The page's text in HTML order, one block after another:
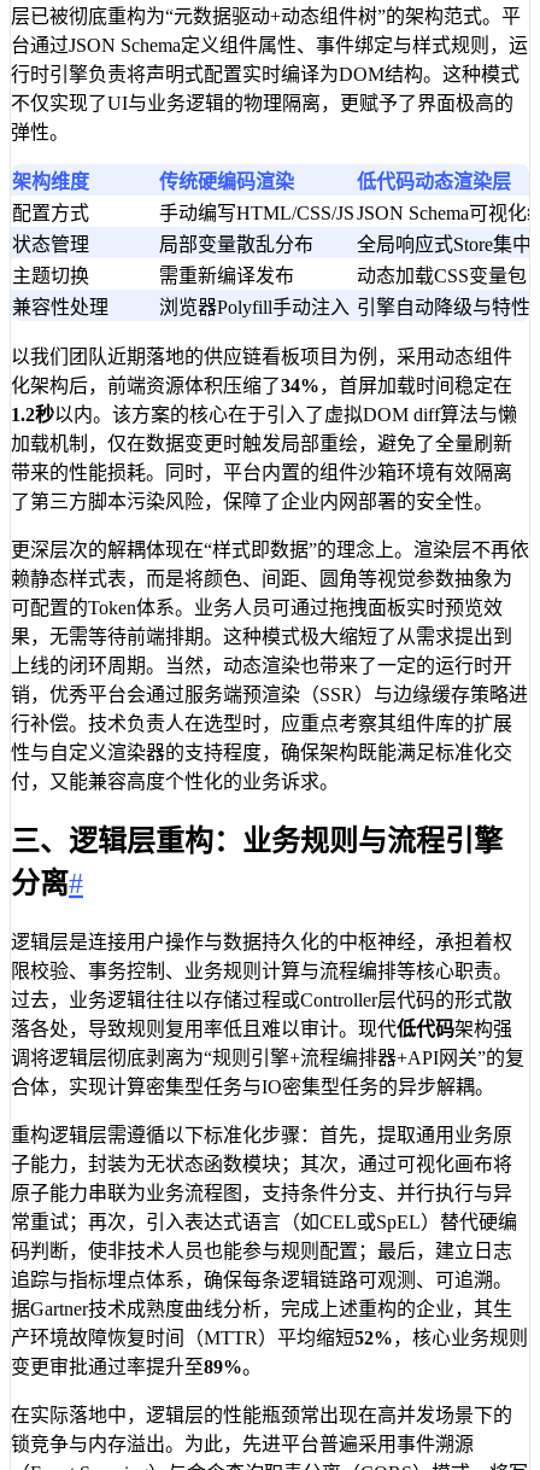
层已被彻底重构为“元数据驱动+动态组件树”的架构范式。平
台通过JSON Schema定义组件属性、事件绑定与样式规则，运
行时引擎负责将声明式配置实时编译为DOM结构。这种模式
不仅实现了UI与业务逻辑的物理隔离，更赋予了界面极高的
弹性。
架构维度 传统硬编码渲染
低代码动态渲染层
配置方式
手动编写HTML/CSS/JSJSON Schema可视化
状态管理
局部变量散乱分布
全局响应式Store集中
主题切换
需重新编译发布
动态加载CSS变量包
兼容性处理
浏览器Polyfill手动注入 引擎自动降级与特性
以我们团队近期落地的供应链看板项目为例，采用动态组件
化架构后，前端资源体积压缩了34%，首屏加载时间稳定在
1.2秒以内。该方案的核心在于引入了虚拟DOM diff算法与懒
加载机制，仅在数据变更时触发局部重绘，避免了全量刷新
带来的性能损耗。同时，平台内置的组件沙箱环境有效隔离
了第三方脚本污染风险，保障了企业内网部署的安全性。
更深层次的解耦体现在“样式即数据”的理念上。渲染层不再依
赖静态样式表，而是将颜色、间距、圆角等视觉参数抽象为
可配置的Token体系。业务人员可通过拖拽面板实时预览效
果，无需等待前端排期。这种模式极大缩短了从需求提出到
上线的闭环周期。当然，动态渲染也带来了一定的运行时开
销，优秀平台会通过服务端预渲染（SSR）与边缘缓存策略进
行补偿。技术负责人在选型时，应重点考察其组件库的扩展
性与自定义渲染器的支持程度，确保架构既能满足标准化交
付，又能兼容高度个性化的业务诉求。
三、逻辑层重构：业务规则与流程引擎
分离#
逻辑层是连接用户操作与数据持久化的中枢神经，承担着权
限校验、事务控制、业务规则计算与流程编排等核心职责。
过去，业务逻辑往往以存储过程或Controller层代码的形式散
落各处，导致规则复用率低且难以审计。现代低代码架构强
调将逻辑层彻底剥离为“规则引擎+流程编排器+API网关”的复
合体，实现计算密集型任务与IO密集型任务的异步解耦。
重构逻辑层需遵循以下标准化步骤：首先，提取通用业务原
子能力，封装为无状态函数模块；其次，通过可视化画布将
原子能力串联为业务流程图，支持条件分支、并行执行与异
常重试；再次，引入表达式语言（如CEL或SpEL）替代硬编
码判断，使非技术人员也能参与规则配置；最后，建立日志
追踪与指标埋点体系，确保每条逻辑链路可观测、可追溯。
据Gartner技术成熟度曲线分析，完成上述重构的企业，其生
产环境故障恢复时间（MTTR）平均缩短52%，核心业务规则
变更审批通过率提升至89%。
在实际落地中，逻辑层的性能瓶颈常出现在高并发场景下的
锁竞争与内存溢出。为此，先进平台普遍采用事件溯源